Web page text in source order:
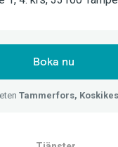
Boka nu
Tammerfors,